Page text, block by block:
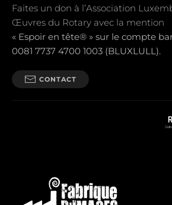
Faites un don à l’Association
Œuvres du Rotary avec la mention
« Espoir en tête® » sur le compte
0081 7737 4700 1003 (BLUXLULL).
CONTACT